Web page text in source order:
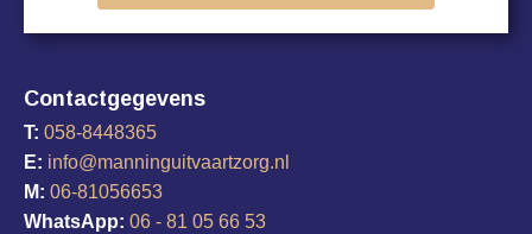
Contactgegevens
T: 058-8448365
E: info@manninguitvaartzorg.nl
M: 06-81056653
WhatsApp: 06 - 81 05 66 53